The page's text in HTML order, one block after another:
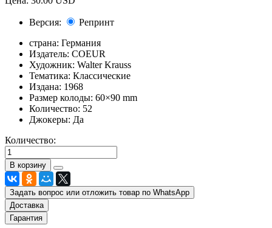
Версия:
Репринт
страна: Германия
Издатель: COEUR
Художник: Walter Krauss
Тематика: Классические
Издана: 1968
Размер колоды: 60×90 mm
Количество: 52
Джокеры: Да
Количество:
Задать вопрос или отложить товар по WhatsApp
Доставка
Гарантия